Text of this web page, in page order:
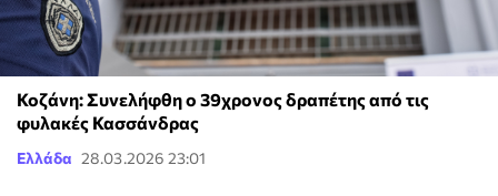
Κοζάνη: Συνελήφθη ο 39χρονος δραπέτης από τις
φυλακές Κασσάνδρας
Ελλάδα 28.03.2026 23:01